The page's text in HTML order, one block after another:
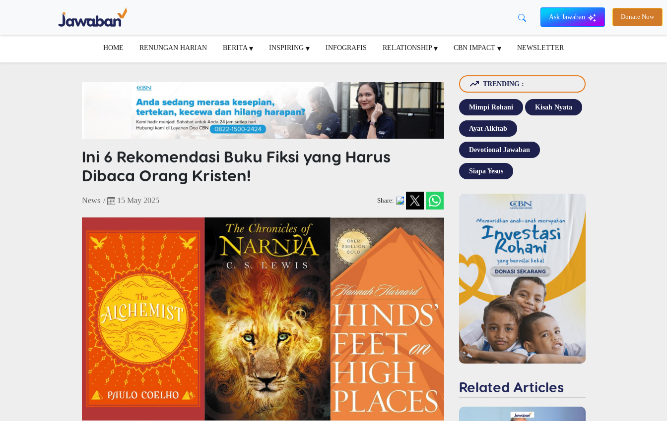
Ask Jawaban Donate Now
HOME RENUNGAN HARIAN BERITA INSPIRING INFOGRAFIS RELATIONSHIP CBN IMPACT NEWSLETTER
Ini 6 Rekomendasi Buku Fiksi yang Harus
Dibaca Orang Kristen!
News / 15 May 2025 Share:
TRENDING :
Mimpi Rohani Kisah Nyata
Ayat Alkitab
Devotional Jawaban
Siapa Yesus
Related Articles